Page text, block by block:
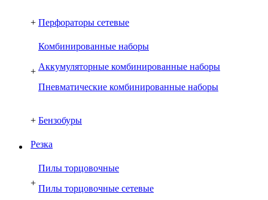
+ Перфораторы сетевые
+
Комбинированные наборы
Аккумуляторные комбинированные наборы
Пневматические комбинированные наборы
+ Бензобуры
Резка
+
Пилы торцовочные
Пилы торцовочные сетевые